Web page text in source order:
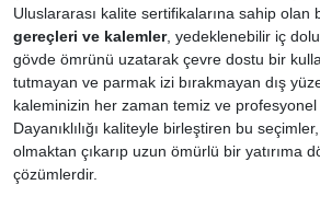
Uluslararası kalite sertifikalarına sahip olan
gereçleri ve kalemler, yedeklenebilir iç
gövde ömrünü uzatarak çevre dostu bir
tutmayan ve parmak izi bırakmayan dış
kaleminizin her zaman temiz ve
Dayanıklılığı kaliteyle birleştiren bu
olmaktan çıkarıp uzun ömürlü bir yatırıma
çözümlerdir.